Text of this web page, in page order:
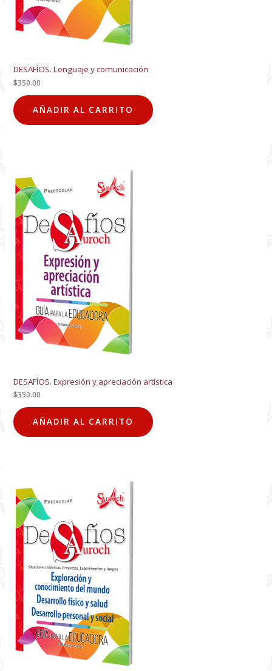
DESAFÍOS. Lenguaje y comunicación
$350.00
AÑADIR AL CARRITO
DESAFÍOS. Expresión y apreciación artística
$350.00
AÑADIR AL CARRITO